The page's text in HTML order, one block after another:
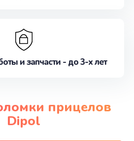
и запчасти - до 3-х лет
прицелов
Dipol